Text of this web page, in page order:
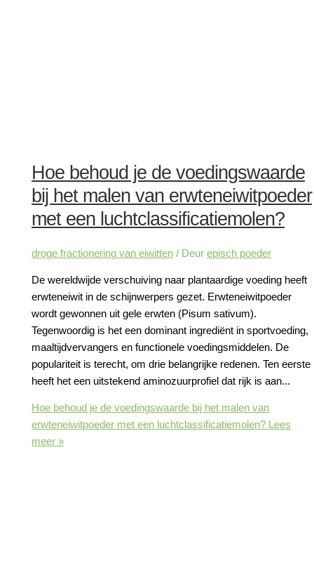
Hoe behoud je de voedingswaarde
bij het malen van erwteneiwitpoeder
met een luchtclassificatiemolen?
droge fractionering van eiwitten / Deurepisch poeder
De wereldwijde verschuiving naar plantaardige voeding heeft
erwteneiwit in de schijnwerpers gezet. Erwteneiwitpoeder
wordt gewonnen uit gele erwten (Pisum sativum).
Tegenwoordig is het een dominant ingrediënt in sportvoeding,
maaltijdvervangers en functionele voedingsmiddelen. De
populariteit is terecht, om drie belangrijke redenen. Ten eerste
heeft het een uitstekend aminozuurprofiel dat rijk is aan...
Hoe behoud je de voedingswaarde bij het malen van
erwteneiwitpoeder met een luchtclassificatiemolen? Lees
meer »